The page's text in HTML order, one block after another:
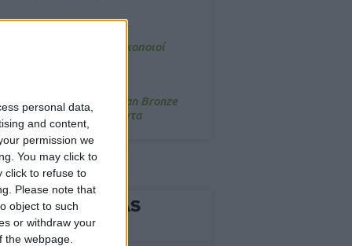
personal data,
and content,
permission we
You may click to
click to refuse to
Please note that
object to such
or withdraw your
webpage.
θρανία ξανά οι φαρμακοποιοί
Η συλλογή Aegean Bronze
δύο νέα προϊόντα